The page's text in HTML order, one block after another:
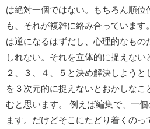
は絶対一個ではない。もちろん順
も、それが複雑に絡み合っていま
は逆になるはずだし、心理的なもの
しれない。それを立体的に捉えない
２、３、４、５と決め解決しよう
を３次元的に捉えないとおかしな
むと思います。 例えば編集で、一
ます。だけどそこにたどり着くの